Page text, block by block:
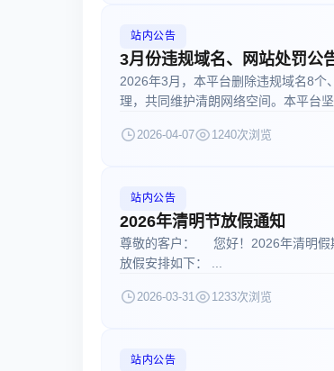
站内公告
3月份违规域名、网站处罚公
2026年3月，本平台删除违规域名8个
理，共同维护清朗网络空间。本平台
2026-04-07 1240次浏览
站内公告
2026年清明节放假通知
尊敬的客户： 您好！2026年清明假
放假安排如下： ...
2026-03-31 1233次浏览
站内公告